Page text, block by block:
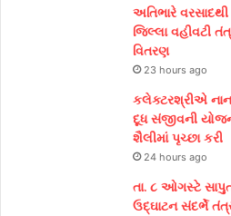
અતિભારે વરસાદથી
જિલ્લા વહીવટી
વિતરણ
23 hours ago
કલેક્ટરશ્રીએ
દૂધ સંજીવની
શૈલીમાં પૃચ્છા કરી
24 hours ago
તા. ૮ ઓગસ્ટે
ઉદ્ઘાટન સંદર્ભે